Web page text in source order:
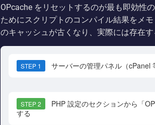
OPcache をリセットするのが最も即効性
ためにスクリプトのコンパイル結果をメ
のキャッシュが古くなり、実際には存在
STEP 1 サーバーの管理パネル（cPanel
STEP 2
PHP 設定のセクションから「
する